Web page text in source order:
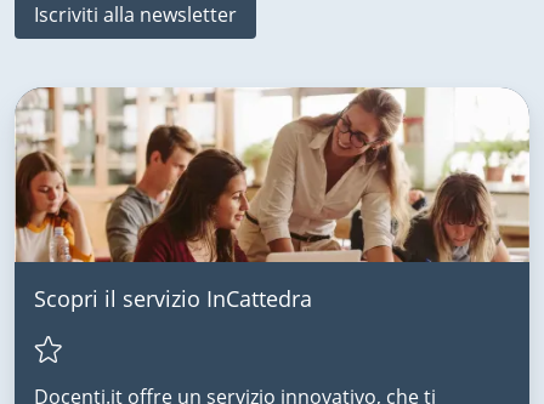
Iscriviti alla newsletter
Scopri il servizio InCattedra
Docenti.it offre un servizio innovativo, che ti